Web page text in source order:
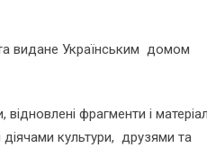
та видане Українським домом
фрагменти і
культури, друзями та